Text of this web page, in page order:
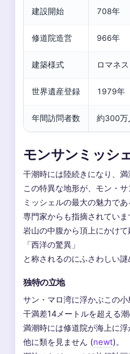
建設開始 708年
修道院造営 966年
建築様式 ロマネ
世界遺産登録 1979年
年間訪問者数 約300万
モンサンミッシ
干潮時には陸続きになり、
この特異な地形が、モン・サ
ミッシェルの最大の魅力で
専門家からも指摘されていま
岩山の中腹から頂上にかけ
「西洋の驚異」
と称されるのにふさわしい
独特の立地
サン・マロ湾に浮かぶこの小
干満差14メートルを超える
満潮時には修道院が海上に浮
他に類を見ません (newt)。